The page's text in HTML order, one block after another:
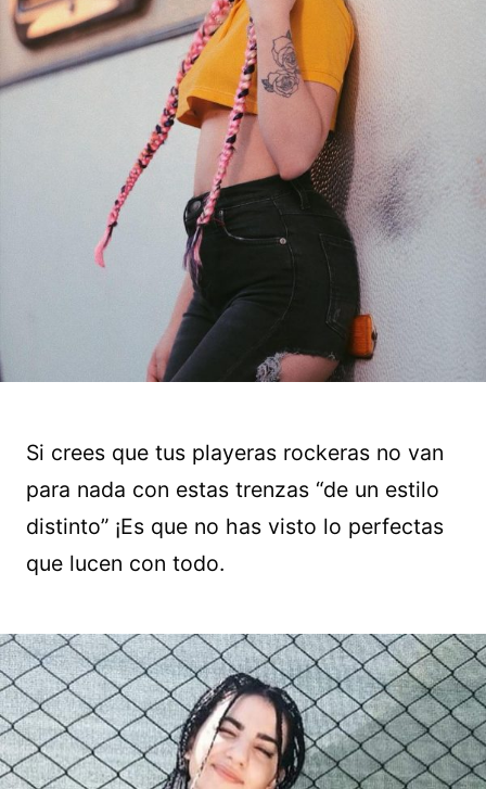
Si crees que tus playeras rockeras no van
para nada con estas trenzas “de un estilo
distinto” ¡Es que no has visto lo perfectas
que lucen con todo.